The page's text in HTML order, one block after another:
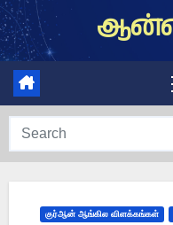
Skip
to
content
குர்ஆன் ஆங்கில விளக்கங்கள்